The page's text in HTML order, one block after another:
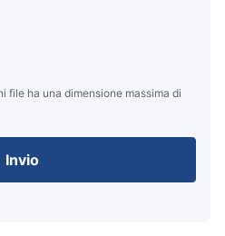
file ha una dimensione massima di
Invio